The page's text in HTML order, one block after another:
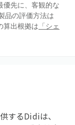
優先に、客観的な
品の評価方法は
算出根拠は 「シェ
するDidiは、